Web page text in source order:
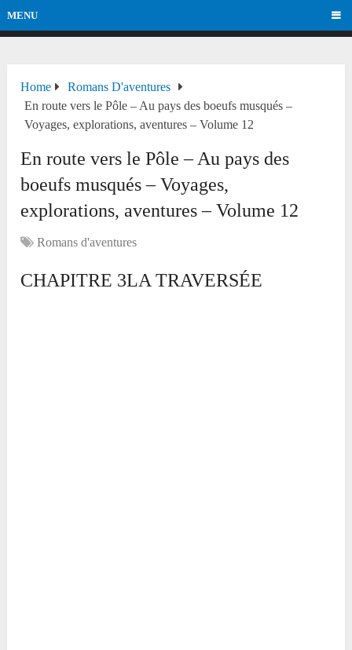
MENU
Home
Romans D'aventures
En route vers le Pôle – Au pays des boeufs musqués –
Voyages, explorations, aventures – Volume 12
En route vers le Pôle – Au pays des
boeufs musqués – Voyages,
explorations, aventures – Volume 12
Romans d'aventures
CHAPITRE 3LA TRAVERSÉE